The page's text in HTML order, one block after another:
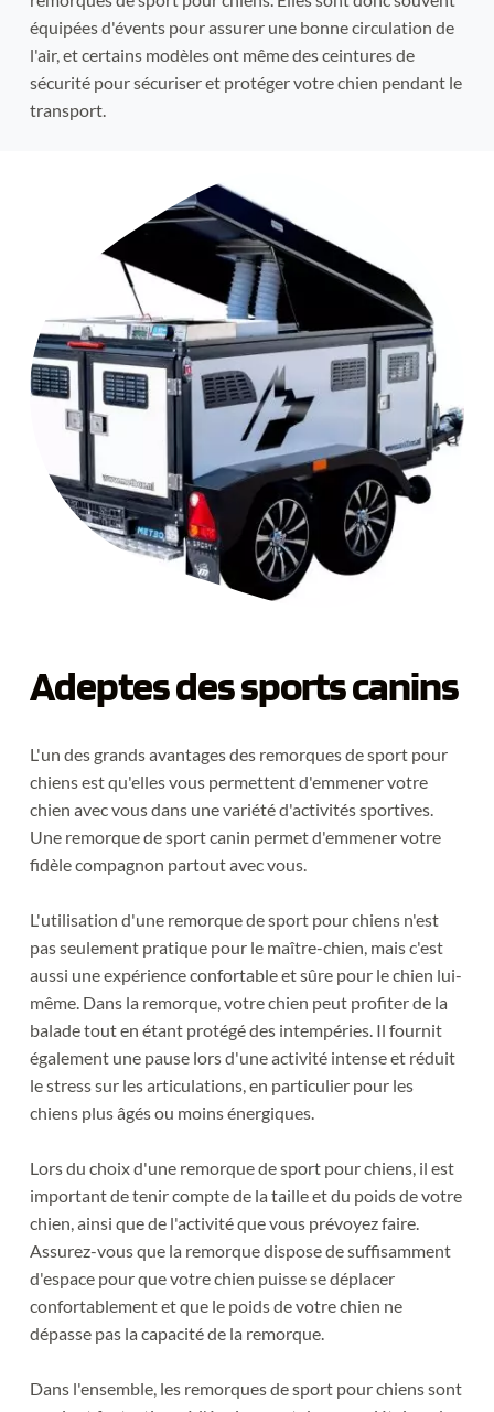
équipées d'évents pour assurer une bonne circulation de
l'air, et certains modèles ont même des ceintures de
sécurité pour sécuriser et protéger votre chien pendant le
transport.
Adeptes des sports canins
L'un des grands avantages des remorques de sport pour
chiens est qu'elles vous permettent d'emmener votre
chien avec vous dans une variété d'activités sportives.
Une remorque de sport canin permet d'emmener votre
fidèle compagnon partout avec vous.
L'utilisation d'une remorque de sport pour chiens n'est
pas seulement pratique pour le maître-chien, mais c'est
aussi une expérience confortable et sûre pour le chien lui-
même. Dans la remorque, votre chien peut profiter de la
balade tout en étant protégé des intempéries. Il fournit
également une pause lors d'une activité intense et réduit
le stress sur les articulations, en particulier pour les
chiens plus âgés ou moins énergiques.
Lors du choix d'une remorque de sport pour chiens, il est
important de tenir compte de la taille et du poids de votre
chien, ainsi que de l'activité que vous prévoyez faire.
Assurez-vous que la remorque dispose de suffisamment
d'espace pour que votre chien puisse se déplacer
confortablement et que le poids de votre chien ne
dépasse pas la capacité de la remorque.
Dans l'ensemble, les remorques de sport pour chiens sont